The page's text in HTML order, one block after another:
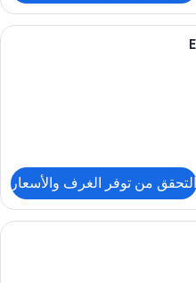
التحقق من توفر الغرف والأسعار
مكتب ومساحة عمل للكمبيوتر المحمول